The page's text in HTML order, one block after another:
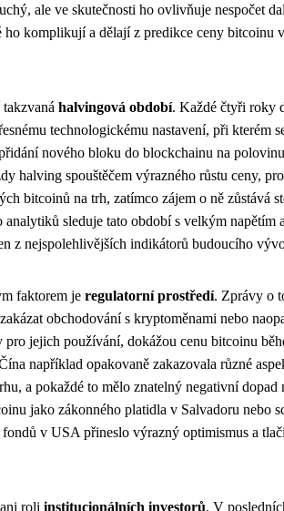
ale ve skutečnosti ho ovlivňuje nespočet
ho komplikují a dělají z predikce ceny bitcoinu
halvingová období. Každé čtyři roky
technologickému nastavení, při kterém
nového bloku do blockchainu na
halving spouštěčem výrazného růstu ceny,
bitcoinů na trh, zatímco zájem o ně zůstává
analytiků sleduje tato období s velkým napětím
z nejspolehlivějších indikátorů budoucího
faktorem je regulatorní prostředí. Zprávy o
obchodování s kryptoměnami nebo
jejich používání, dokážou cenu bitcoinu
například opakovaně zakazovala různé
a pokaždé to mělo znatelný negativní dopad
jako zákonného platidla v Salvadoru nebo
v USA přineslo výrazný optimismus a
roli institucionálních investorů. V